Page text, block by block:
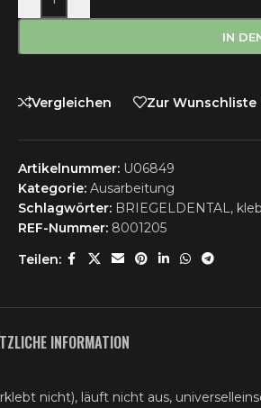
IN
Vergleichen Zur Wunschliste
Artikelnummer: U06849
Kategorie: Ausarbeitung
Schlagwörter: BRIEGELDENTAL,
REF-Nummer: 8001205
Teilen:
INFORMATION
nicht), läuft nicht aus,